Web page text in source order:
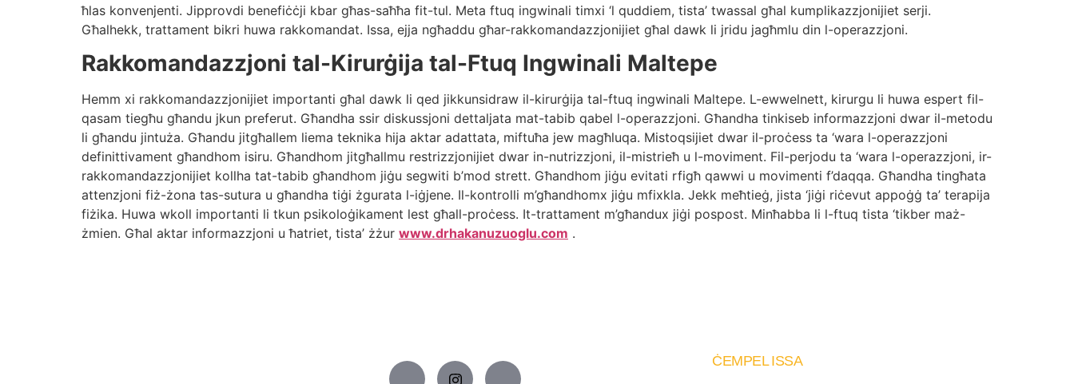
ħlas konvenjenti. Jipprovdi benefiċċji kbar għas-saħħa fit-tul. Meta ftuq ingwinali timxi ‘l quddiem, tista’ twassal għal kumplikazzjonijiet serji.
Għalhekk, trattament bikri huwa rakkomandat. Issa, ejja ngħaddu għar-rakkomandazzjonijiet għal dawk li jridu jagħmlu din l-operazzjoni.
Rakkomandazzjoni tal-Kirurġija tal-Ftuq Ingwinali Maltepe
Hemm xi rakkomandazzjonijiet importanti għal dawk li qed jikkunsidraw il-kirurġija tal-ftuq ingwinali Maltepe. L-ewwelnett, kirurgu li huwa espert fil-
qasam tiegħu għandu jkun preferut. Għandha ssir diskussjoni dettaljata mat-tabib qabel l-operazzjoni. Għandha tinkiseb informazzjoni dwar il-metodu
li għandu jintuża. Għandu jitgħallem liema teknika hija aktar adattata, miftuħa jew magħluqa. Mistoqsijiet dwar il-proċess ta ‘wara l-operazzjoni
definittivament għandhom isiru. Għandhom jitgħallmu restrizzjonijiet dwar in-nutrizzjoni, il-mistrieħ u l-moviment. Fil-perjodu ta ‘wara l-operazzjoni, ir-
rakkomandazzjonijiet kollha tat-tabib għandhom jiġu segwiti b’mod strett. Għandhom jiġu evitati rfigħ qawwi u movimenti f’daqqa. Għandha tingħata
attenzjoni fiż-żona tas-sutura u għandha tiġi żgurata l-iġjene. Il-kontrolli m’għandhomx jiġu mfixkla. Jekk meħtieġ, jista ‘jiġi riċevut appoġġ ta’ terapija
fiżika. Huwa wkoll importanti li tkun psikoloġikament lest għall-proċess. It-trattament m’għandux jiġi pospost. Minħabba li l-ftuq tista ‘tikber maż-
żmien. Għal aktar informazzjoni u ħatriet, tista’ żżur www.drhakanuzuoglu.com .
ĊEMPEL ISSA